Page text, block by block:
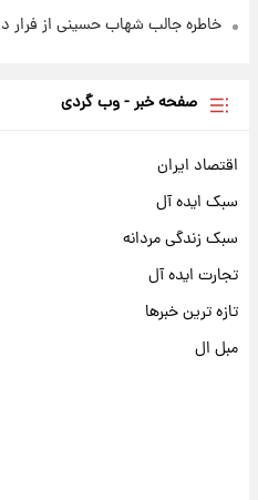
خاطره جالب شهاب حسینی از فرار
صفحه خبر - وب گردی
اقتصاد ایران
سبک ایده آل
سبک زندگی مردانه
تجارت ایده آل
تازه ترین خبرها
مبل ال